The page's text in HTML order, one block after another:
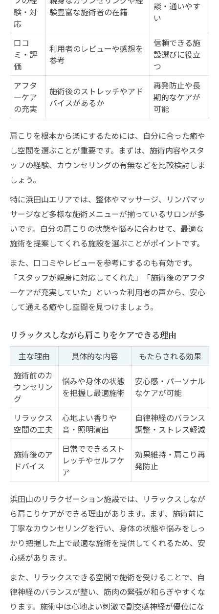
験・対
応
験豊富な施術者の在籍
談・通いやす
い
口コ
ミ・評
価
利用者のレビューや感想を
参考
信頼できる施
設選びに役立
つ
アフタ
ーケア
の充実
施術後のストレッチやアド
バイスがあるか
再発防止や長
期的なケアが
可能
肩こりを根本から楽にするためには、自分に合った癒や
し空間を選ぶことが重要です。まずは、施術内容やスタ
ッフの経験、カウンセリングの有無などを比較検討しま
しょう。
特に浜田山エリアでは、整体やマッサージ、リンパマッ
サージなど多様な施術メニューが揃っているサロンが多
いです。自分の肩こりの状態や悩みに合わせて、最適な
施術を提案してくれる施設を選ぶことがポイントです。
また、口コミやレビューを参考にするのも有効です。
「スタッフが親身に対応してくれた」「施術後のアフタ
ーケアが充実していた」といった利用者の声から、安心
して通える癒やし空間を見つけましょう。
リラックスしながら肩こりをケアできる理由
主な理由 具体的な内容
もたらされる効果
施術前のカ
ウンセリン
グ
悩みや身体の状態
を把握し最適施術
安心感・パーソナル
なケアが可能
リラックス
空間の工夫
心地よい香りや
音・照明演出
自律神経のバランス
調整・ストレス軽減
施術後のア
ドバイス
日常でできるスト
レッチやセルフケ
ア
効果維持・肩こり再
発防止
浜田山のリラクゼーション施設では、リラックスしなが
ら肩こりケアができる理由があります。まず、施術前に
丁寧なカウンセリングを行い、身体の状態や悩みをしっ
かり把握した上で最適な施術を提供してくれるため、安
心感があります。
また、リラックスできる空間で施術を受けることで、自
律神経のバランスが整い、筋肉の緊張が和らぎやすくな
ります。施術中は心地よい刺激で副交感神経が優位にな